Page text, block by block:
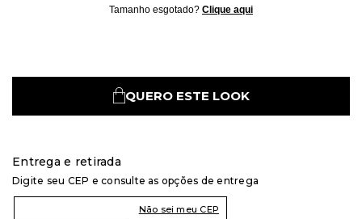
Tamanho esgotado? Clique aqui
QUERO ESTE LOOK
Entrega e retirada
Digite seu CEP e consulte as opções de entrega
Não sei meu CEP